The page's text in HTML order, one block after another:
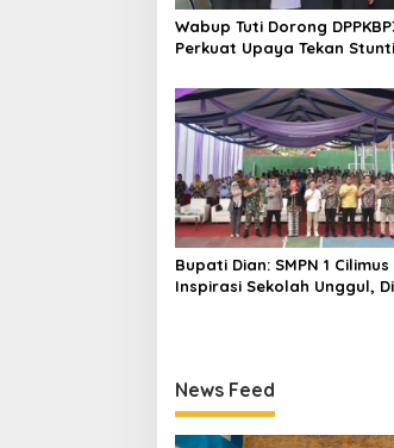
Wabup Tuti Dorong
Perkuat Upaya Tekan
Keluarga
Bupati Dian: SMPN 1
Inspirasi Sekolah Unggul,
News Feed